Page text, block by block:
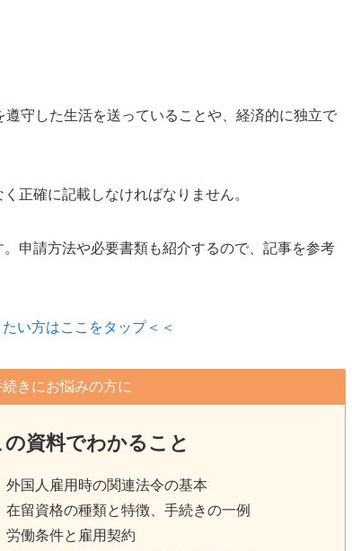
守した生活を送っていることや、経済的に独立で
正確に記載しなければなりません。
。申請方法や必要書類も紹介するので、記事を参考
い方はここをタップ＜＜
きにお悩みの方に
の資料でわかること
外国人雇用時の関連法令の基本
在留資格の種類と特徴、手続きの一例
労働条件と雇用契約